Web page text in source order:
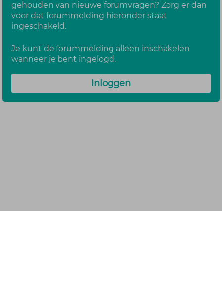
gehouden van nieuwe forumvragen? Zorg er dan
voor dat forummelding hieronder staat
ingeschakeld.
Je kunt de forummelding alleen inschakelen
wanneer je bent ingelogd.
Inloggen